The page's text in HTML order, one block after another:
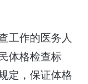
工作的医务人
体格检查标
定，保证体格